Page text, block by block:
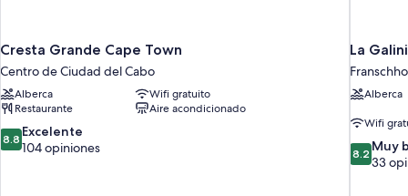
Cresta Grande Cape Town
Centro de Ciudad del Cabo
Alberca
Wifi gratuito
Restaurante
Aire acondicionado
8.8
de
8.8 Excelente
104 opiniones
La
Alberca
Wifi
8.2
de
8.2 Muy
33